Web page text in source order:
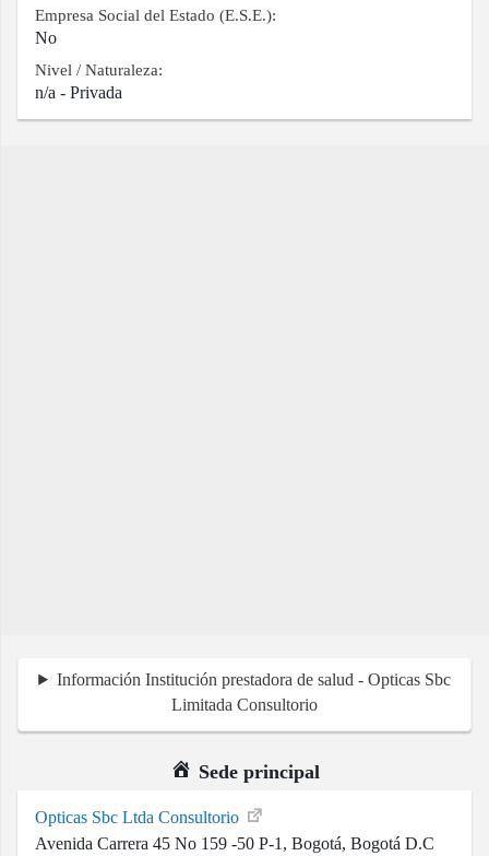
Contacto
Empresa Social del Estado (E.S.E.):
No
Nivel / Naturaleza:
n/a - Privada
Información Institución prestadora de salud - Opticas Sbc
Limitada Consultorio
Sede principal
Opticas Sbc Ltda Consultorio
Avenida Carrera 45 No 159 -50 P-1, Bogotá, Bogotá D.C